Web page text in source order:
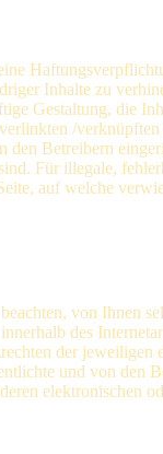
Inhalte zu
Gestaltung, die
/
Betreibern
Für illegale,
auf welche
von Ihnen
des
der jeweiligen
und von den
elektronischen